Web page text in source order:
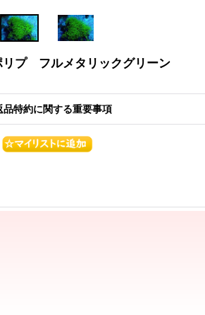
リプ フルメタリックグリーン
品特約に関する重要事項